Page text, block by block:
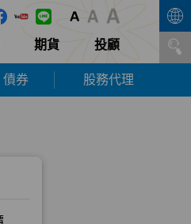
期貨 投顧
債券 股務代理